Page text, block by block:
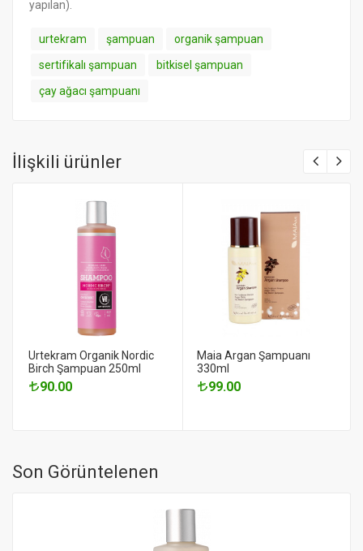
yapılan).
urtekram şampuan
organik şampuan
sertifikalı şampuan
bitkisel şampuan
çay ağacı şampuanı
İlişkili ürünler
Urtekram Organik Nordic
Birch Şampuan 250ml
90.00
Maia Argan Şampuanı
330ml
99.00
Son Görüntelenen